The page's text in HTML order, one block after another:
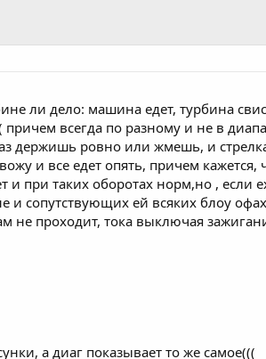
ли дело: машина едет, турбина
всегда по разному и не в
держишь ровно или жмешь, и
и все едет опять, причем кажется,
и при таких оборотах норм,но , если
сопутствующих ей всяких блоу
не проходит, тока выключая
а диаг показывает то же самое(((